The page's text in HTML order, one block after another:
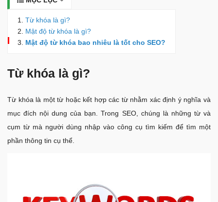
Từ khóa là gì?
Mật độ từ khóa là gì?
Mật độ từ khóa bao nhiêu là tốt cho SEO?
Từ khóa là gì?
Từ khóa là một từ hoặc kết hợp các từ nhằm xác định ý nghĩa và
mục đích nội dung của bạn. Trong SEO, chúng là những từ và
cụm từ mà người dùng nhập vào công cụ tìm kiếm để tìm một
phần thông tin cụ thể.